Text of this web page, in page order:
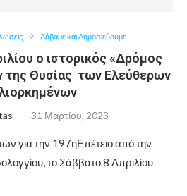
Λάβαμε και Δημοσιεύουμε
ο ιστορικός «Δρόμος
της Θυσίας των Ελεύθερων
31 Μαρτίου, 2023
για την 197ηΕπέτειο από την
το Σάββατο 8 Απριλίου